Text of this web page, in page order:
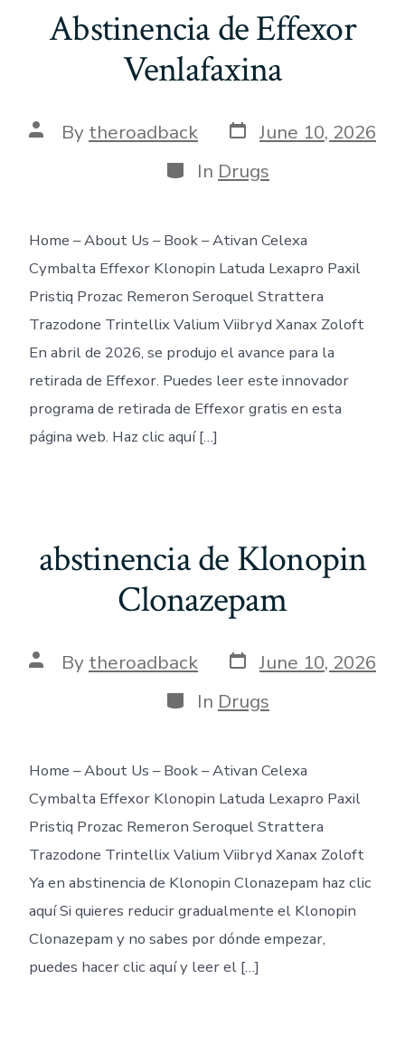
Abstinencia de Effexor
Venlafaxina
Post
author
By theroadback Post
date
June 10, 2026
Categories
In Drugs
Home – About Us – Book – Ativan Celexa
Cymbalta Effexor Klonopin Latuda Lexapro Paxil
Pristiq Prozac Remeron Seroquel Strattera
Trazodone Trintellix Valium Viibryd Xanax Zoloft
En abril de 2026, se produjo el avance para la
retirada de Effexor. Puedes leer este innovador
programa de retirada de Effexor gratis en esta
página web. Haz clic aquí […]
abstinencia de Klonopin
Clonazepam
Post
author
By theroadback Post
date
June 10, 2026
Categories
In Drugs
Home – About Us – Book – Ativan Celexa
Cymbalta Effexor Klonopin Latuda Lexapro Paxil
Pristiq Prozac Remeron Seroquel Strattera
Trazodone Trintellix Valium Viibryd Xanax Zoloft
Ya en abstinencia de Klonopin Clonazepam haz clic
aquí Si quieres reducir gradualmente el Klonopin
Clonazepam y no sabes por dónde empezar,
puedes hacer clic aquí y leer el […]